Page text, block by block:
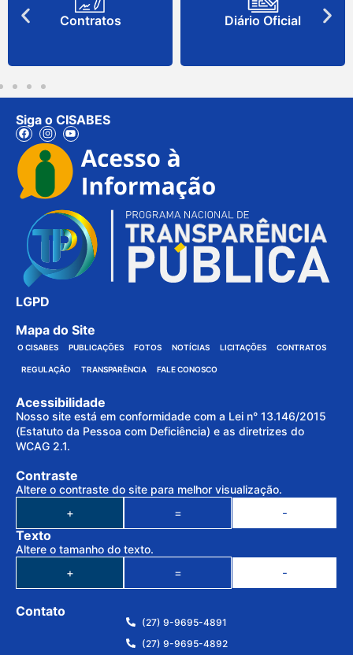
Contratos Diário Oficial
Siga o CISABES
LGPD
Mapa do Site
O CISABES PUBLICAÇÕES FOTOS NOTÍCIAS LICITAÇÕES CONTRATOS
REGULAÇÃO TRANSPARÊNCIA FALE CONOSCO
Acessibilidade
Nosso site está em conformidade com a Lei n° 13.146/2015
(Estatuto da Pessoa com Deficiência) e as diretrizes do
WCAG 2.1.
Contraste
Altere o contraste do site para melhor visualização.
+ = -
Texto
Altere o tamanho do texto.
+ = -
Contato
(27) 9-9695-4891
(27) 9-9695-4892